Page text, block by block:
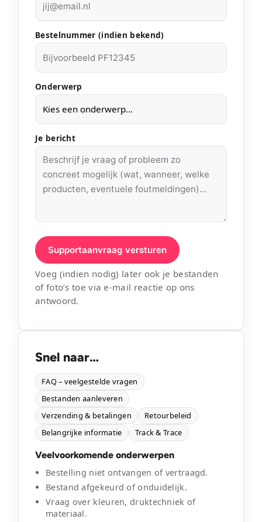
Bestelnummer (indien bekend)
Onderwerp
Je bericht
Supportaanvraag versturen
Voeg (indien nodig) later ook je bestanden
of foto’s toe via e-mail reactie op ons
antwoord.
Snel naar…
FAQ – veelgestelde vragen
Bestanden aanleveren
Verzending & betalingen
Retourbeleid
Belangrijke informatie
Track & Trace
Veelvoorkomende onderwerpen
Bestelling niet ontvangen of vertraagd.
Bestand afgekeurd of onduidelijk.
Vraag over kleuren, druktechniek of
materiaal.